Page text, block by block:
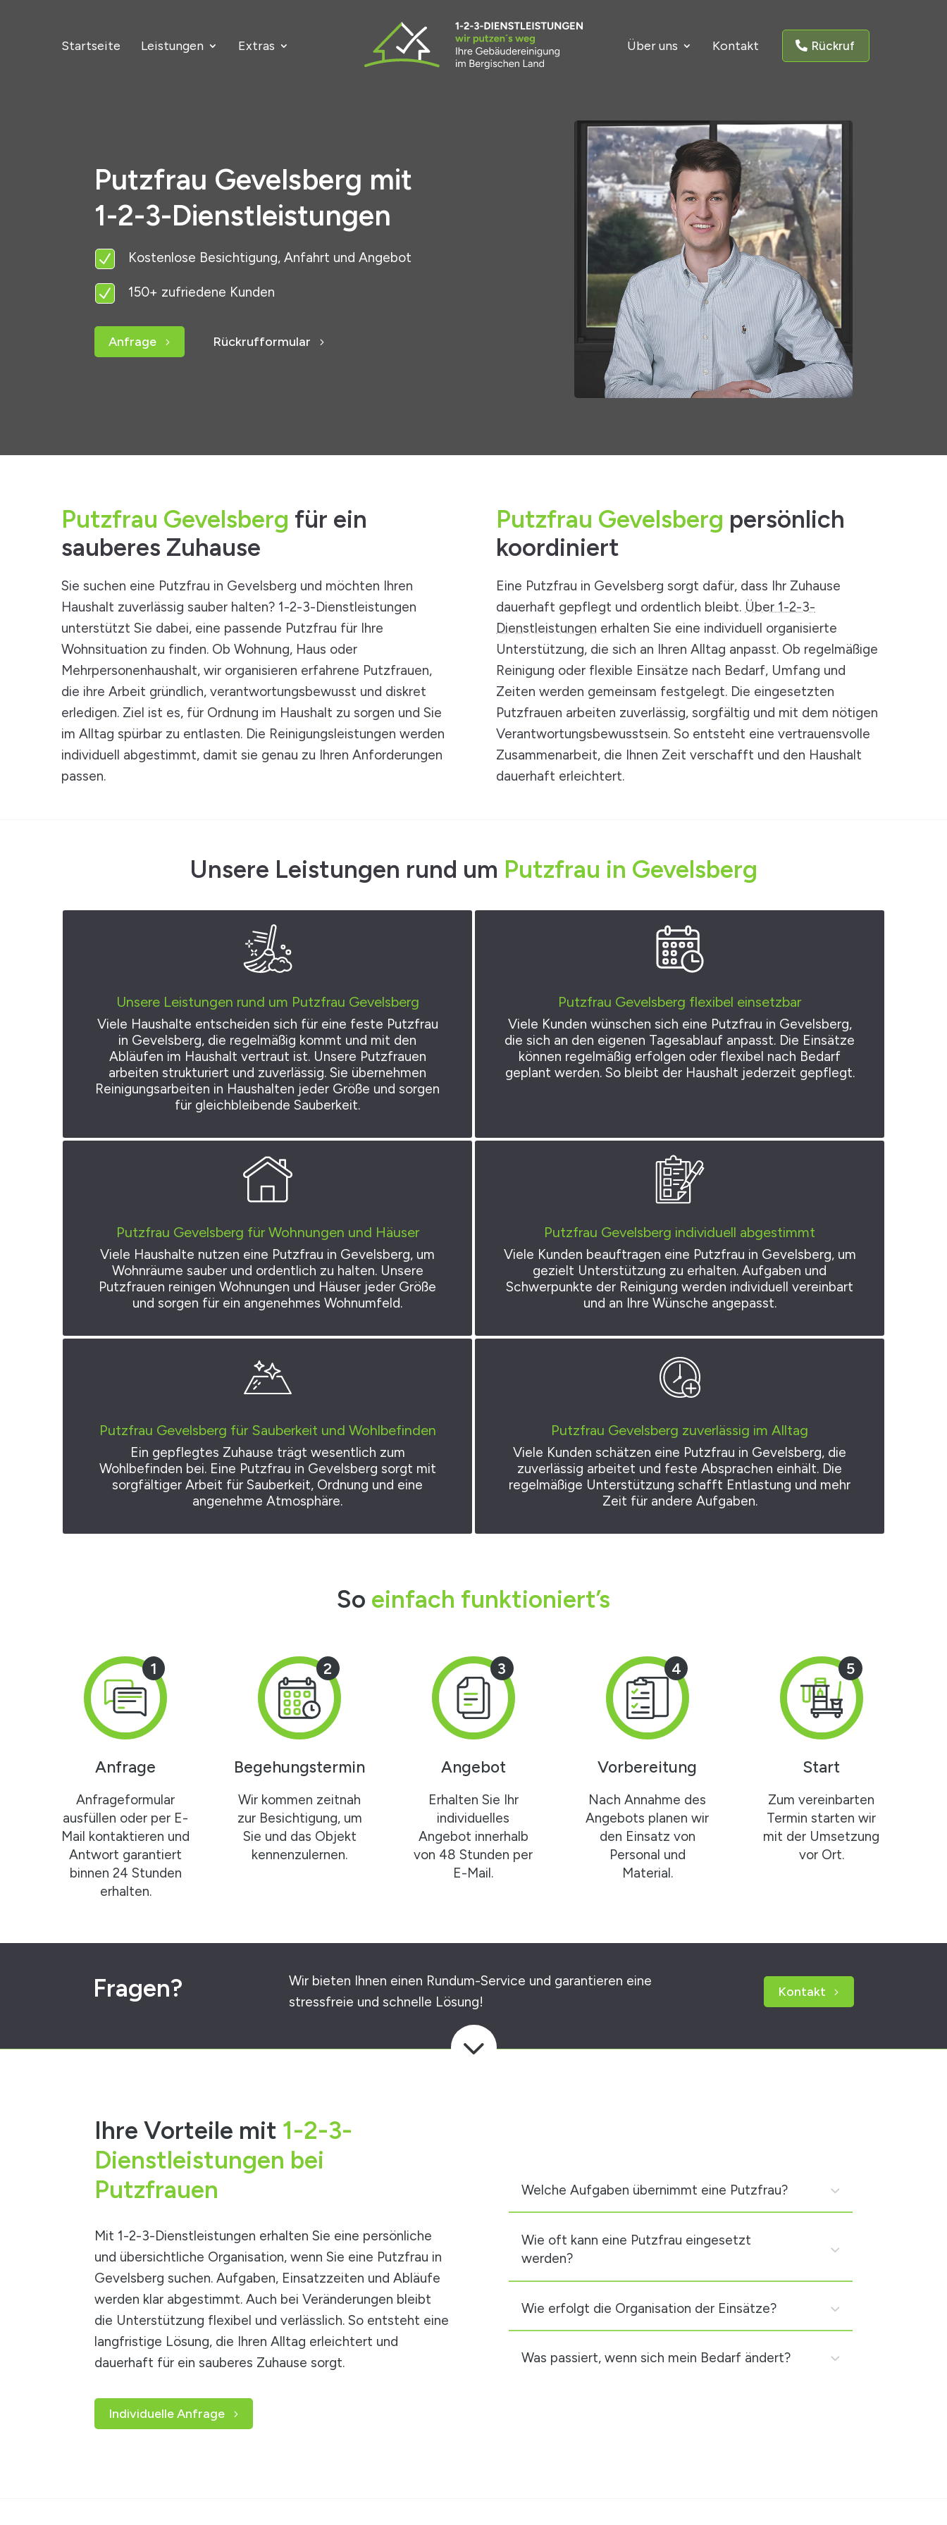
Startseite Leistungen Extras Über uns Kontakt Rückruf
Putzfrau Gevelsberg mit
1-2-3-Dienstleistungen
N Kostenlose Besichtigung, Anfahrt und Angebot
N 150+ zufriedene Kunden
Anfrage Rückrufformular
Putzfrau Gevelsberg für ein
sauberes Zuhause
Sie suchen eine Putzfrau in Gevelsberg und möchten Ihren
Haushalt zuverlässig sauber halten? 1-2-3-Dienstleistungen
unterstützt Sie dabei, eine passende Putzfrau für Ihre
Wohnsituation zu finden. Ob Wohnung, Haus oder
Mehrpersonenhaushalt, wir organisieren erfahrene Putzfrauen,
die ihre Arbeit gründlich, verantwortungsbewusst und diskret
erledigen. Ziel ist es, für Ordnung im Haushalt zu sorgen und Sie
im Alltag spürbar zu entlasten. Die Reinigungsleistungen werden
individuell abgestimmt, damit sie genau zu Ihren Anforderungen
passen.
Putzfrau Gevelsberg persönlich
koordiniert
Eine Putzfrau in Gevelsberg sorgt dafür, dass Ihr Zuhause
dauerhaft gepflegt und ordentlich bleibt. Über 1-2-3-
Dienstleistungen erhalten Sie eine individuell organisierte
Unterstützung, die sich an Ihren Alltag anpasst. Ob regelmäßige
Reinigung oder flexible Einsätze nach Bedarf, Umfang und
Zeiten werden gemeinsam festgelegt. Die eingesetzten
Putzfrauen arbeiten zuverlässig, sorgfältig und mit dem nötigen
Verantwortungsbewusstsein. So entsteht eine vertrauensvolle
Zusammenarbeit, die Ihnen Zeit verschafft und den Haushalt
dauerhaft erleichtert.
Unsere Leistungen rund um Putzfrau in Gevelsberg
Unsere Leistungen rund um Putzfrau Gevelsberg
Viele Haushalte entscheiden sich für eine feste Putzfrau
in Gevelsberg, die regelmäßig kommt und mit den
Abläufen im Haushalt vertraut ist. Unsere Putzfrauen
arbeiten strukturiert und zuverlässig. Sie übernehmen
Reinigungsarbeiten in Haushalten jeder Größe und sorgen
für gleichbleibende Sauberkeit.
Putzfrau Gevelsberg flexibel einsetzbar
Viele Kunden wünschen sich eine Putzfrau in Gevelsberg,
die sich an den eigenen Tagesablauf anpasst. Die Einsätze
können regelmäßig erfolgen oder flexibel nach Bedarf
geplant werden. So bleibt der Haushalt jederzeit gepflegt.
Putzfrau Gevelsberg für Wohnungen und Häuser
Viele Haushalte nutzen eine Putzfrau in Gevelsberg, um
Wohnräume sauber und ordentlich zu halten. Unsere
Putzfrauen reinigen Wohnungen und Häuser jeder Größe
und sorgen für ein angenehmes Wohnumfeld.
Putzfrau Gevelsberg individuell abgestimmt
Viele Kunden beauftragen eine Putzfrau in Gevelsberg, um
gezielt Unterstützung zu erhalten. Aufgaben und
Schwerpunkte der Reinigung werden individuell vereinbart
und an Ihre Wünsche angepasst.
Putzfrau Gevelsberg für Sauberkeit und Wohlbefinden
Ein gepflegtes Zuhause trägt wesentlich zum
Wohlbefinden bei. Eine Putzfrau in Gevelsberg sorgt mit
sorgfältiger Arbeit für Sauberkeit, Ordnung und eine
angenehme Atmosphäre.
Putzfrau Gevelsberg zuverlässig im Alltag
Viele Kunden schätzen eine Putzfrau in Gevelsberg, die
zuverlässig arbeitet und feste Absprachen einhält. Die
regelmäßige Unterstützung schafft Entlastung und mehr
Zeit für andere Aufgaben.
So einfach funktioniert’s
1
Anfrage
Anfrageformular
ausfüllen oder per E-
Mail kontaktieren und
Antwort garantiert
binnen 24 Stunden
erhalten.
2
Begehungstermin
Wir kommen zeitnah
zur Besichtigung, um
Sie und das Objekt
kennenzulernen.
3
Angebot
Erhalten Sie Ihr
individuelles
Angebot innerhalb
von 48 Stunden per
E-Mail.
4
Vorbereitung
Nach Annahme des
Angebots planen wir
den Einsatz von
Personal und
Material.
5
Start
Zum vereinbarten
Termin starten wir
mit der Umsetzung
vor Ort.
Fragen?
Wir bieten Ihnen einen Rundum-Service und garantieren eine
stressfreie und schnelle Lösung!
Kontakt
3
Ihre Vorteile mit 1-2-3-
Dienstleistungen bei
Putzfrauen
Mit 1-2-3-Dienstleistungen erhalten Sie eine persönliche
und übersichtliche Organisation, wenn Sie eine Putzfrau in
Gevelsberg suchen. Aufgaben, Einsatzzeiten und Abläufe
werden klar abgestimmt. Auch bei Veränderungen bleibt
die Unterstützung flexibel und verlässlich. So entsteht eine
langfristige Lösung, die Ihren Alltag erleichtert und
dauerhaft für ein sauberes Zuhause sorgt.
Individuelle Anfrage
Welche Aufgaben übernimmt eine Putzfrau?
Wie oft kann eine Putzfrau eingesetzt
werden?
Wie erfolgt die Organisation der Einsätze?
Was passiert, wenn sich mein Bedarf ändert?